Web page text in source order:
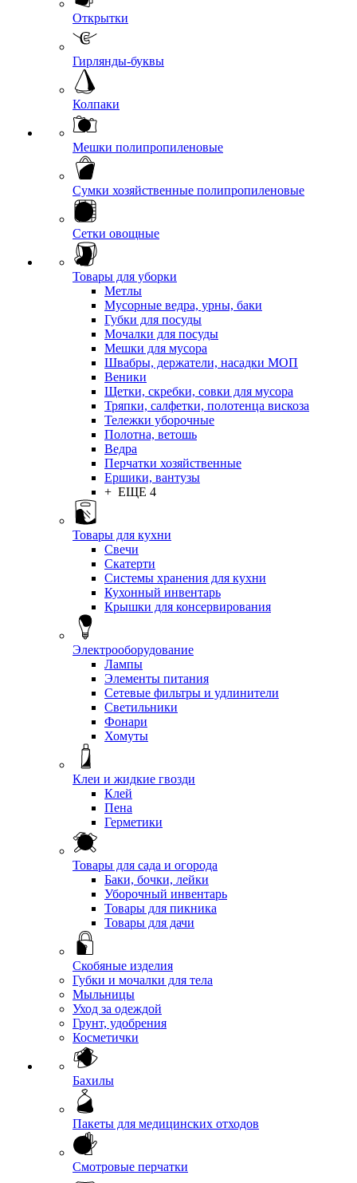
Открытки
Гирлянды-буквы
Колпаки
Мешки полипропиленовые
Сумки хозяйственные полипропиленовые
Сетки овощные
Товары для уборки
Метлы
Мусорные ведра, урны, баки
Губки для посуды
Мочалки для посуды
Мешки для мусора
Швабры, держатели, насадки МОП
Веники
Щетки, скребки, совки для мусора
Тряпки, салфетки, полотенца вискоза
Тележки уборочные
Полотна, ветошь
Ведра
Перчатки хозяйственные
Ершики, вантузы
+ ЕЩЕ 4
Товары для кухни
Свечи
Скатерти
Системы хранения для кухни
Кухонный инвентарь
Крышки для консервирования
Электрооборудование
Лампы
Элементы питания
Сетевые фильтры и удлинители
Светильники
Фонари
Хомуты
Клеи и жидкие гвозди
Клей
Пена
Герметики
Товары для сада и огорода
Баки, бочки, лейки
Уборочный инвентарь
Товары для пикника
Товары для дачи
Скобяные изделия
Губки и мочалки для тела
Мыльницы
Уход за одеждой
Грунт, удобрения
Косметички
Бахилы
Пакеты для медицинских отходов
Смотровые перчатки